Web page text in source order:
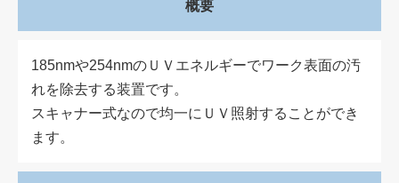
概要
185nmや254nmのＵＶエネルギーでワーク表面の汚
れを除去する装置です。
スキャナー式なので均一にＵＶ照射することができ
ます。